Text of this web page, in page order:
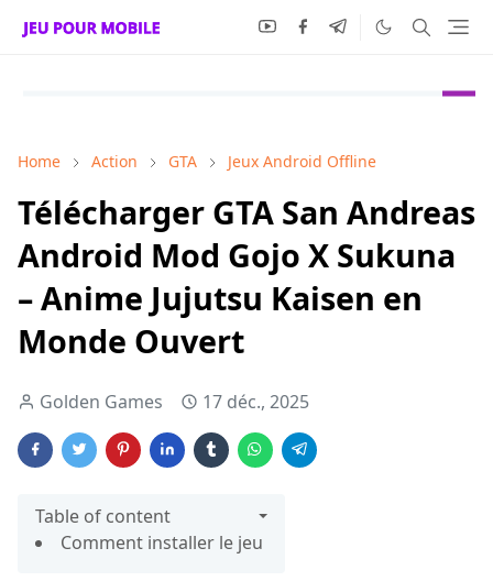
Home Action GTA Jeux Android Offline
Télécharger GTA San Andreas
Android Mod Gojo X Sukuna
– Anime Jujutsu Kaisen en
Monde Ouvert
Golden Games 17 déc., 2025
Table of content
Comment installer le jeu